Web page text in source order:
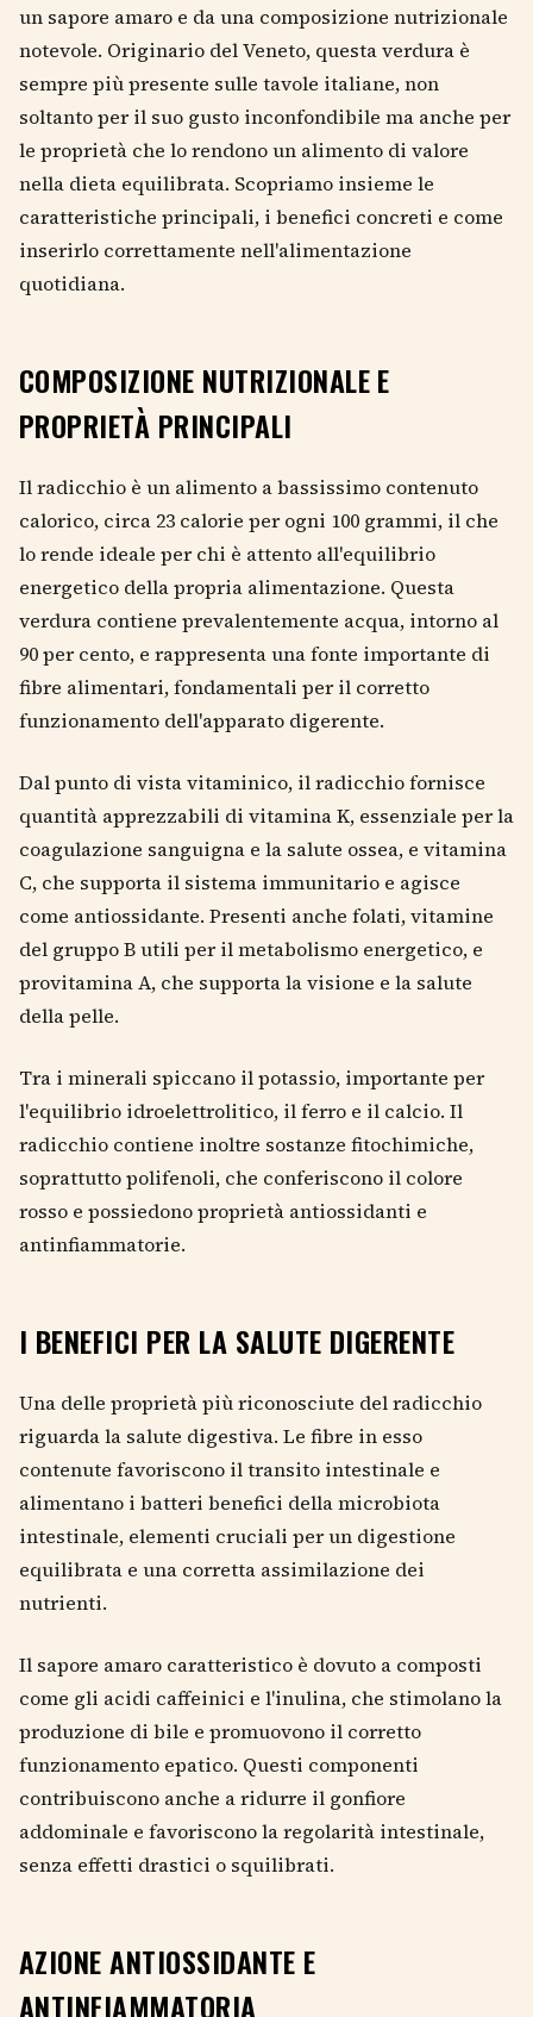
un sapore amaro e da una composizione nutrizionale
notevole. Originario del Veneto, questa verdura è
sempre più presente sulle tavole italiane, non
soltanto per il suo gusto inconfondibile ma anche per
le proprietà che lo rendono un alimento di valore
nella dieta equilibrata. Scopriamo insieme le
caratteristiche principali, i benefici concreti e come
inserirlo correttamente nell'alimentazione
quotidiana.
COMPOSIZIONE NUTRIZIONALE E
PROPRIETÀ PRINCIPALI
Il radicchio è un alimento a bassissimo contenuto
calorico, circa 23 calorie per ogni 100 grammi, il che
lo rende ideale per chi è attento all'equilibrio
energetico della propria alimentazione. Questa
verdura contiene prevalentemente acqua, intorno al
90 per cento, e rappresenta una fonte importante di
fibre alimentari, fondamentali per il corretto
funzionamento dell'apparato digerente.
Dal punto di vista vitaminico, il radicchio fornisce
quantità apprezzabili di vitamina K, essenziale per la
coagulazione sanguigna e la salute ossea, e vitamina
C, che supporta il sistema immunitario e agisce
come antiossidante. Presenti anche folati, vitamine
del gruppo B utili per il metabolismo energetico, e
provitamina A, che supporta la visione e la salute
della pelle.
Tra i minerali spiccano il potassio, importante per
l'equilibrio idroelettrolitico, il ferro e il calcio. Il
radicchio contiene inoltre sostanze fitochimiche,
soprattutto polifenoli, che conferiscono il colore
rosso e possiedono proprietà antiossidanti e
antinfiammatorie.
I BENEFICI PER LA SALUTE DIGERENTE
Una delle proprietà più riconosciute del radicchio
riguarda la salute digestiva. Le fibre in esso
contenute favoriscono il transito intestinale e
alimentano i batteri benefici della microbiota
intestinale, elementi cruciali per un digestione
equilibrata e una corretta assimilazione dei
nutrienti.
Il sapore amaro caratteristico è dovuto a composti
come gli acidi caffeinici e l'inulina, che stimolano la
produzione di bile e promuovono il corretto
funzionamento epatico. Questi componenti
contribuiscono anche a ridurre il gonfiore
addominale e favoriscono la regolarità intestinale,
senza effetti drastici o squilibrati.
AZIONE ANTIOSSIDANTE E
ANTINFIAMMATORIA